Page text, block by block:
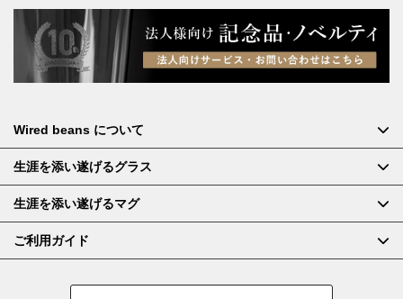
Wired beans について
生涯を添い遂げるグラス
生涯を添い遂げるマグ
ご利用ガイド